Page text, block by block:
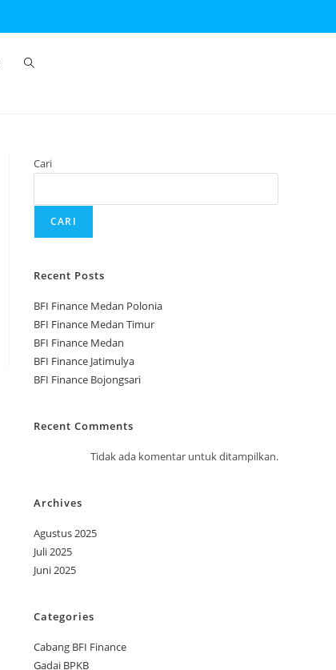
Cari
CARI
Recent Posts
BFI Finance Medan Polonia
BFI Finance Medan Timur
BFI Finance Medan
BFI Finance Jatimulya
BFI Finance Bojongsari
Recent Comments
Tidak ada komentar untuk ditampilkan.
Archives
Agustus 2025
Juli 2025
Juni 2025
Categories
Cabang BFI Finance
Gadai BPKB